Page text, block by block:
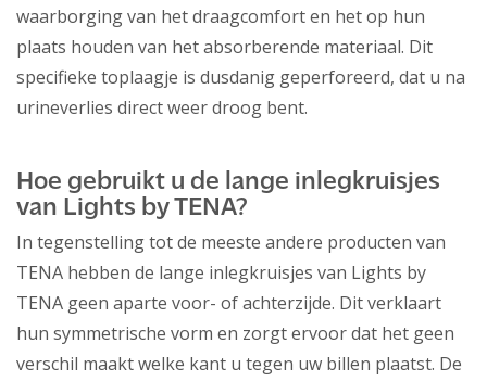
waarborging van het draagcomfort en het op hun
plaats houden van het absorberende materiaal. Dit
specifieke toplaagje is dusdanig geperforeerd, dat u na
urineverlies direct weer droog bent.
Hoe gebruikt u de lange inlegkruisjes
van Lights by TENA?
In tegenstelling tot de meeste andere producten van
TENA hebben de lange inlegkruisjes van Lights by
TENA geen aparte voor- of achterzijde. Dit verklaart
hun symmetrische vorm en zorgt ervoor dat het geen
verschil maakt welke kant u tegen uw billen plaatst. De